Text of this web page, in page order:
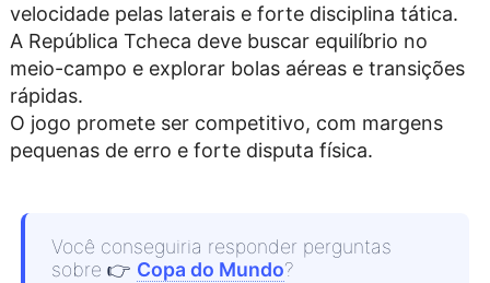
velocidade pelas laterais e forte disciplina tática.
A República Tcheca deve buscar equilíbrio no
meio-campo e explorar bolas aéreas e transições
rápidas.
O jogo promete ser competitivo, com margens
pequenas de erro e forte disputa física.
Você conseguiria responder perguntas
sobre 👉 Copa do Mundo?